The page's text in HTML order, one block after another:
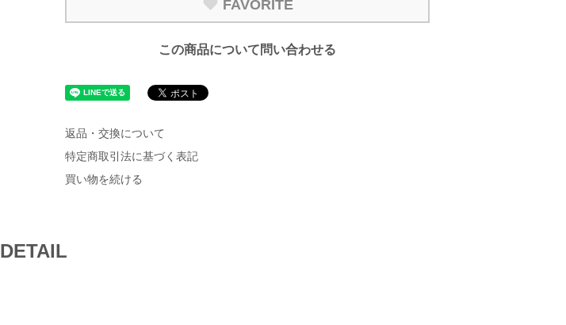
FAVORITE
この商品について問い合わせる
返品・交換について
特定商取引法に基づく表記
買い物を続ける
DETAIL